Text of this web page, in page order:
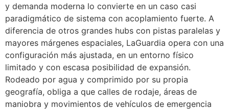
y demanda moderna lo convierte en un caso casi
paradigmático de sistema con acoplamiento fuerte. A
diferencia de otros grandes hubs con pistas paralelas y
mayores márgenes espaciales, LaGuardia opera con una
configuración más ajustada, en un entorno físico
limitado y con escasa posibilidad de expansión.
Rodeado por agua y comprimido por su propia
geografía, obliga a que calles de rodaje, áreas de
maniobra y movimientos de vehículos de emergencia